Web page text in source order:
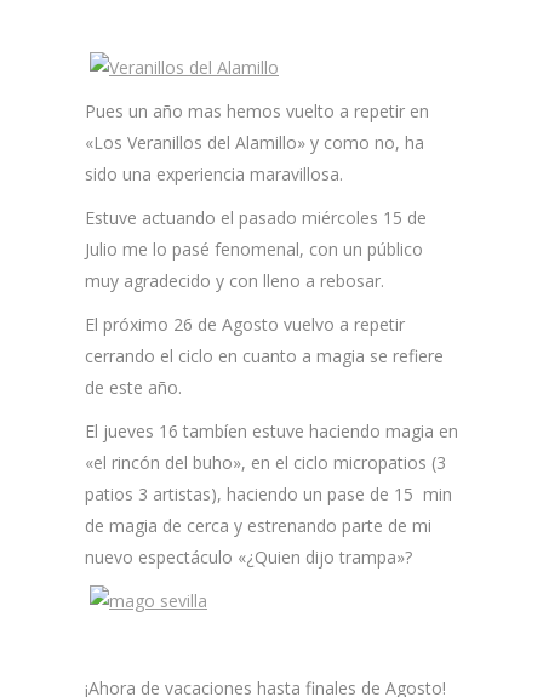
Pues un año mas hemos vuelto a repetir en
«Los Veranillos del Alamillo» y como no, ha
sido una experiencia maravillosa.
Estuve actuando el pasado miércoles 15 de
Julio me lo pasé fenomenal, con un público
muy agradecido y con lleno a rebosar.
El próximo 26 de Agosto vuelvo a repetir
cerrando el ciclo en cuanto a magia se refiere
de este año.
El jueves 16 tambíen estuve haciendo magia en
«el rincón del buho», en el ciclo micropatios (3
patios 3 artistas), haciendo un pase de 15 min
de magia de cerca y estrenando parte de mi
nuevo espectáculo «¿Quien dijo trampa»?
¡Ahora de vacaciones hasta finales de Agosto!